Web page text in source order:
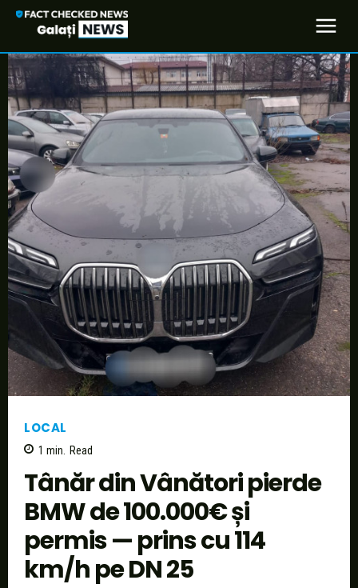
LOCAL
1 min. Read
Tânăr din Vânători pierde
BMW de 100.000€ și
permis — prins cu 114
km/h pe DN 25